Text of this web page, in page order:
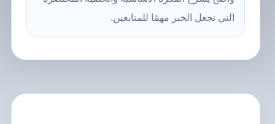
التي تجعل الخبر مهمًا للمتابعين.